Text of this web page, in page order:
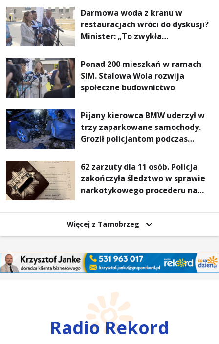
Darmowa woda z kranu w
restauracjach wróci do dyskusji?
Minister: „To zwykła
Ponad 200 mieszkań w ramach
SIM. Stalowa Wola rozwija
społeczne budownictwo
Pijany kierowca BMW uderzył w
trzy zaparkowane samochody.
Groził policjantom podczas
62 zarzuty dla 11 osób. Policja
zakończyła śledztwo w sprawie
narkotykowego procederu na
Więcej z Tarnobrzeg
Radio Rekord